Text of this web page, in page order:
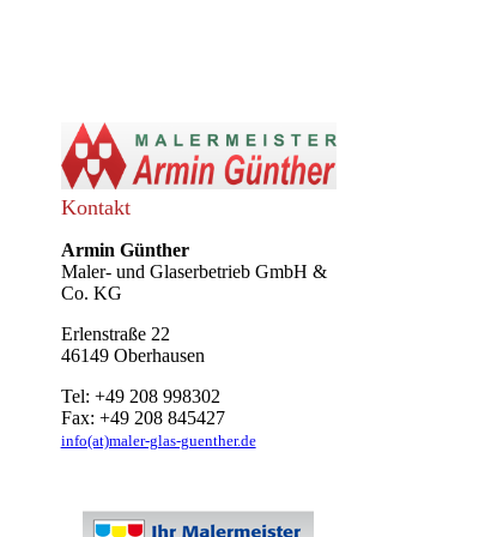
Kontakt
Armin Günther
Maler- und Glaserbetrieb GmbH &
Co. KG
Erlenstraße 22
46149 Oberhausen
Tel: +49 208 998302
Fax: +49 208 845427
info(at)maler-glas-guenther.de